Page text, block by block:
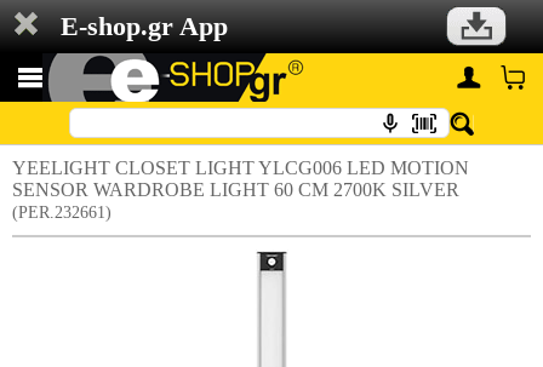
E-shop.gr App
YEELIGHT CLOSET LIGHT YLCG006 LED MOTION
SENSOR WARDROBE LIGHT 60 CM 2700K SILVER
(PER.232661)